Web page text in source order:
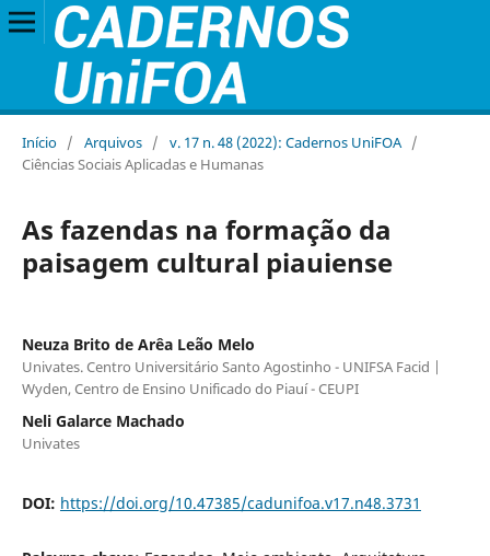
Início / Arquivos / v. 17 n. 48 (2022): Cadernos UniFOA /
Ciências Sociais Aplicadas e Humanas
As fazendas na formação da
paisagem cultural piauiense
Neuza Brito de Arêa Leão Melo
Univates. Centro Universitário Santo Agostinho - UNIFSA Facid |
Wyden, Centro de Ensino Unificado do Piauí - CEUPI
Neli Galarce Machado
Univates
DOI: https://doi.org/10.47385/cadunifoa.v17.n48.3731